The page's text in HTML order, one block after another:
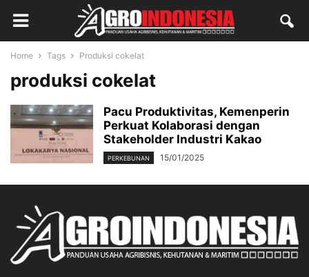
Home Tags Produksi cokelat
produksi cokelat
Pacu Produktivitas, Kemenperin
Perkuat Kolaborasi dengan
Stakeholder Industri Kakao
PERKEBUNAN 15/01/2025